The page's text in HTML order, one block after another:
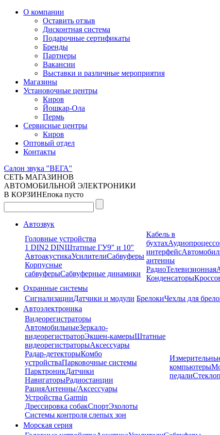
О компании
Оставить отзыв
Дисконтная система
Подарочные сертификаты
Бренды
Партнеры
Вакансии
Выставки и различные мероприятия
Магазины
Установочные центры
Киров
Йошкар-Ола
Пермь
Сервисные центры
Киров
Оптовый отдел
Контакты
Салон звука "ВЕГА"
СЕТЬ МАГАЗИНОВ
АВТОМОБИЛЬНОЙ ЭЛЕКТРОНИКИ
В КОРЗИНЕпока пусто
Автозвук
Головные устройства
1 DIN2 DINШтатные ГУ9" и 10"
АвтоакустикаУсилителиСабвуферы
Корпусные
сабвуферыСабвуферные динамики
Кабель в
бухтах
интерфейс
антенны
РадиоТелевизионная
Конденсаторы
Охранные системы
СигнализацииДатчики и модули БрелокиЧехлы для
Автоэлектроника
Видеорегистраторы
АвтомобильныеЗеркало-
видеорегистраторЭкшен-камерыШтатные
видеорегистраторыАксессуары
Радар-детекторыКомбо
устройстваПарковочные системы
ПарктроникДатчики
НавигаторыРадиостанции
РацияАнтенны/Аксессуары
Устройства Garmin
Дрессировка собакСпортЭхолоты
Системы контроля слепых зон
компьютеры
педали
Морская серия